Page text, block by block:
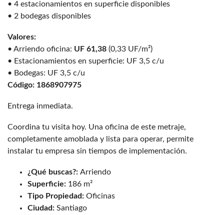
• 4 estacionamientos en superficie disponibles
• 2 bodegas disponibles
Valores:
• Arriendo oficina: UF 61,38 (0,33 UF/m²)
• Estacionamientos en superficie: UF 3,5 c/u
• Bodegas: UF 3,5 c/u
Código: 1868907975
Entrega inmediata.
Coordina tu visita hoy. Una oficina de este metraje,
completamente amoblada y lista para operar, permite
instalar tu empresa sin tiempos de implementación.
¿Qué buscas?: Arriendo
Superficie: 186 m²
Tipo Propiedad: Oficinas
Ciudad: Santiago